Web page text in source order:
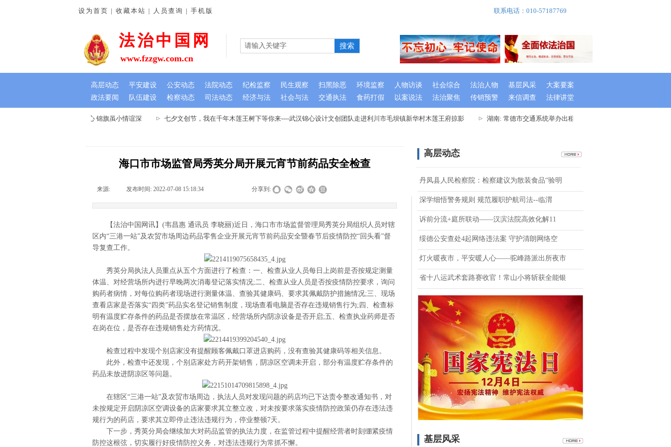
河南通许法院：排忧解难暖民心 锦旗虽小情谊深 七夕文创节，我在千年木莲王树下等你来----武汉锦心设计文创团队走进利川市毛坝镇新华村木莲王府掠影 湖南: 常德市交通系统举办出租车驾驶员创文专题培训班
法治中国网
政法要闻 队伍建设 检察动态 司法动态 经济与法 社会与法 交通执法 食药打假 以案说法 法治聚焦 传销预警 来信调查 法律讲堂
设为首页 | 收藏本站 | 人员查询 | 手机版 联系电话：010-57187769
搜索
www.fzzgw.com.cn
高层动态 平安建设 公安动态 法院动态 纪检监察 民生观察 扫黑除恶 环境监察 人物访谈 社会综合 法治人物 基层风采 大案要案
高层动态
海口市市场监管局秀英分局开展元宵节前药品安全检查
来源: 发布时间: 2022-07-08 15:18:34 分享到:
【法治中国网讯】(韦昌惠 通讯员 李晓丽)近日，海口市市场监督管理局秀英分局组织人员对辖
区内“三港一站”及农贸市场周边药品零售企业开展元宵节前药品安全暨春节后疫情防控“回头看”督
导复查工作。
秀英分局执法人员重点从五个方面进行了检查：一、检查从业人员每日上岗前是否按规定测量
体温、对经营场所内进行早晚两次消毒登记落实情况;二、检查从业人员是否按疫情防控要求，询问
购药者病情，对每位购药者现场进行测量体温、查验其健康码、要求其佩戴防护措施情况;三、现场
查看店家是否落实“四类”药品实名登记销售制度，现场查看电脑是否存在违规销售行为;四、检查标
明有温度贮存条件的药品是否摆放在常温区，经营场所内阴凉设备是否开启;五、检查执业药师是否
在岗在位，是否存在违规销售处方药情况。
检查过程中发现个别店家没有提醒顾客佩戴口罩进店购药，没有查验其健康码等相关信息。
此外，检查中还发现，个别店家处方药开架销售，阴凉区空调未开启，部分有温度贮存条件的
药品未放进阴凉区等问题。
在辖区“三港一站”及农贸市场周边，执法人员对发现问题的药店均已下达责令整改通知书，对
未按规定开启阴凉区空调设备的店家要求其立整立改，对未按要求落实疫情防控政策仍存在违法违
规行为的药店，要求其立即停止违法违规行为，停业整顿7天。
下一步，秀英分局会继续加大对药品监管的执法力度，在监管过程中提醒经营者时刻绷紧疫情
防控这根弦，切实履行好疫情防控义务，对违法违规行为常抓不懈。
丹凤县人民检察院：检察建议为散装食品“验明
深学细悟警务规则 规范履职护航司法--临渭
诉前分流+庭所联动——汉滨法院高效化解11
绥德公安查处4起网络违法案 守护清朗网络空
灯火暖夜市，平安暖人心——驼峰路派出所夜市
省十八运武术套路赛收官！常山小将斩获全能银
基层风采